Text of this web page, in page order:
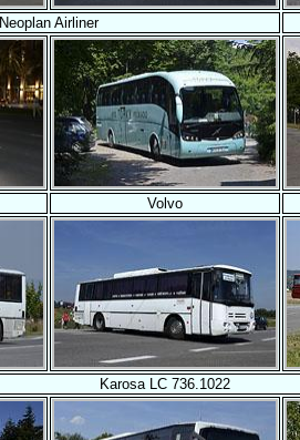
Neoplan Airliner
Volvo
Karosa LC 736.1022